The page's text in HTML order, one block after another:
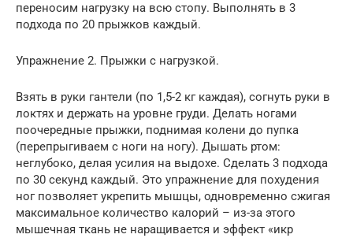
переносим нагрузку на всю стопу. Выполнять в 3
подхода по 20 прыжков каждый.
Упражнение 2. Прыжки с нагрузкой.
Взять в руки гантели (по 1,5-2 кг каждая), согнуть руки в
локтях и держать на уровне груди. Делать ногами
поочередные прыжки, поднимая колени до пупка
(перепрыгиваем с ноги на ногу). Дышать ртом:
неглубоко, делая усилия на выдохе. Сделать 3 подхода
по 30 секунд каждый. Это упражнение для похудения
ног позволяет укрепить мышцы, одновременно сжигая
максимальное количество калорий – из-за этого
мышечная ткань не наращивается и эффект «икр